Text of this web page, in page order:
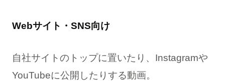
Webサイト・SNS向け
自社サイトのトップに置いたり、Instagramや
YouTubeに公開したりする動画。